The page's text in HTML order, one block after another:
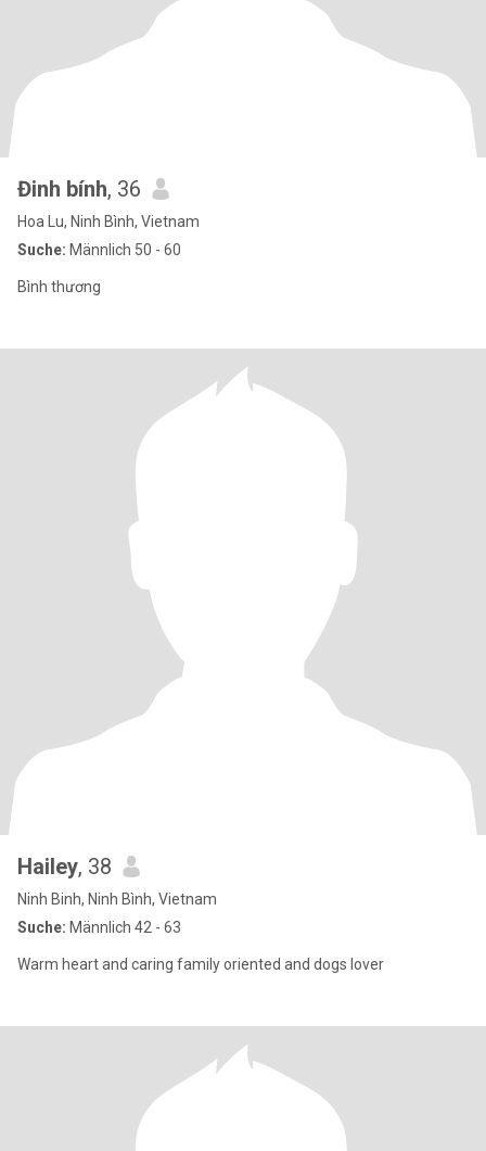
Đinh bính, 36
Hoa Lu, Ninh Bình, Vietnam
Suche: Männlich 50 - 60
Bình thương
Hailey, 38
Ninh Binh, Ninh Bình, Vietnam
Suche: Männlich 42 - 63
Warm heart and caring family oriented and dogs lover